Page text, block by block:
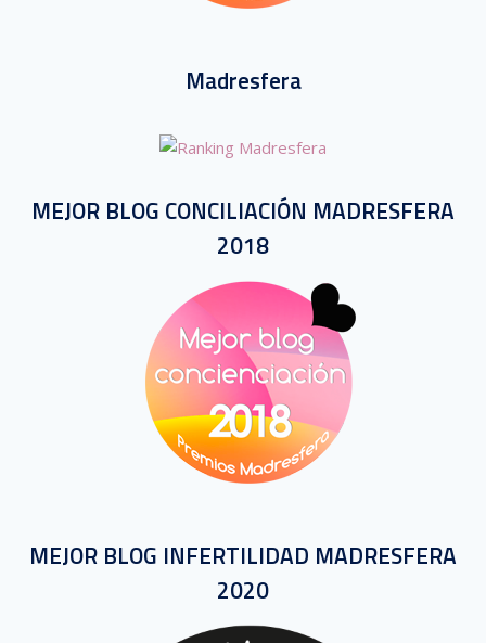
Madresfera
MEJOR BLOG CONCILIACIÓN MADRESFERA
2018
MEJOR BLOG INFERTILIDAD MADRESFERA
2020